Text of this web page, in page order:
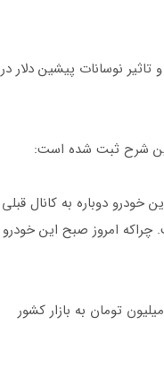
نوسانات پیشین دلار در
شرح ثبت شده است:
تومانی شد. اما قیمت این خودرو دوباره به کانال قبلی
۳۰۰ میلیون تومانی خود است. چراکه امروز صبح این خودرو
پراید 131 نیز امروز سه میلیون تومان افزایش قیمت را تجربه کرد و هم‌اکنون در نرخ 289 میلیون تومان به بازار کشور